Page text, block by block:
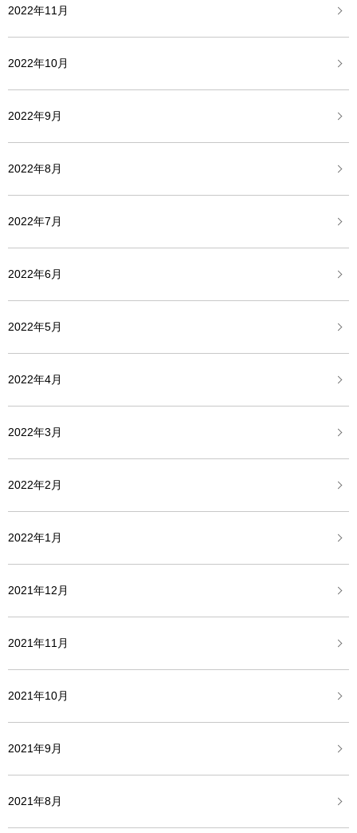
2022年11月
2022年10月
2022年9月
2022年8月
2022年7月
2022年6月
2022年5月
2022年4月
2022年3月
2022年2月
2022年1月
2021年12月
2021年11月
2021年10月
2021年9月
2021年8月